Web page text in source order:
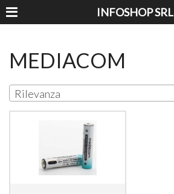
INFOSHOP SRL
MEDIACOM
Rilevanza